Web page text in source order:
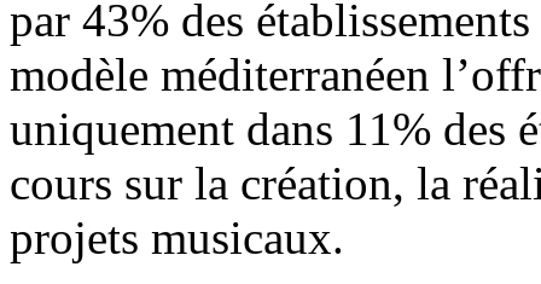
par 43% des
modèle méditerranéen
uniquement dans 11% des
cours sur la création, la
projets musicaux.